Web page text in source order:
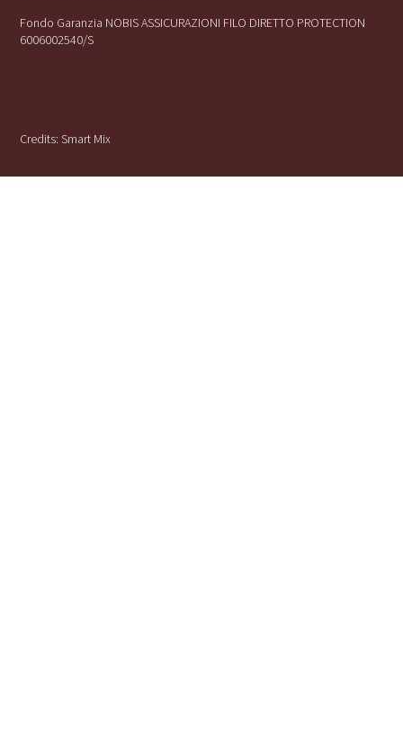
Fondo Garanzia NOBIS ASSICURAZIONI FILO DIRETTO PROTECTION
6006002540/S
Credits:Smart Mix